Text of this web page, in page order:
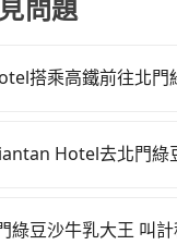
問題
搭乘高鐵前往北門
最早07:12到23:52
，每人票價40元
Hotel去北門綠
應該是你最便
豆沙牛乳大王 叫計